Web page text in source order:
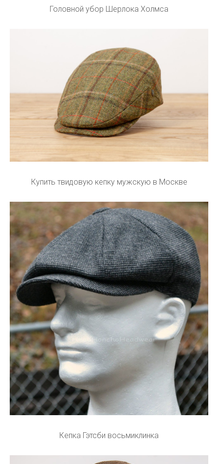
Головной убор Шерлока Холмса
Купить твидовую кепку мужскую в Москве
Кепка Гэтсби восьмиклинка